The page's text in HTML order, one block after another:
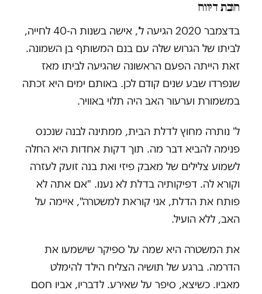
חובת דיווח
בדצמבר 2020 הגיעה ל', אישה בשנות ה-40 לחייה,
לביתו של הגרוש שלה עם בנם המשותף בן השמונה.
זאת הייתה הפעם הראשונה שהגיעה לביתו מאז
שנפרדו שבע שנים קודם לכן. באותם ימים היא זכתה
במשמורת וערעור האב היה תלוי באוויר.
ל' נותרה מחוץ לדלת הבית, ממתינה לבנה שנכנס
פנימה להביא דבר מה. תוך דקות אחדות היא החלה
לשמוע צלילים של מאבק פיזי ואת בנה זועק לעזרה
וקורא לה. דפיקותיה בדלת לא נענו. "אם אתה לא
פותח את הדלת, אני קוראת למשטרה", איימה על
האב, ללא הועיל.
את המשטרה היא שמה על ספיקר שישמעו את
הדרמה. ברגע של תושיה הצליח הילד להימלט
מאביו. כשיצא, סיפר על שאירע. לדבריו, אביו חסם